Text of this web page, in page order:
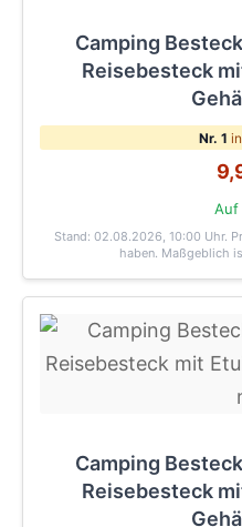
Camping
Reisebesteck
Nr. 1
Auf
Stand: 02.08.2026, 10:00 Uhr.
haben. Maßgeblich
Camping
Reisebesteck